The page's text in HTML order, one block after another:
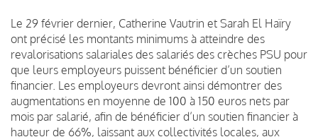
Le 29 février dernier, Catherine Vautrin et Sarah El Haïry
ont précisé les montants minimums à atteindre des
revalorisations salariales des salariés des crèches PSU pour
que leurs employeurs puissent bénéficier d’un soutien
financier. Les employeurs devront ainsi démontrer des
augmentations en moyenne de 100 à 150 euros nets par
mois par salarié, afin de bénéficier d’un soutien financier à
hauteur de 66%, laissant aux collectivités locales, aux